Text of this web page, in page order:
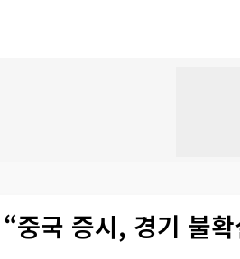
“중국 증시, 경기 불